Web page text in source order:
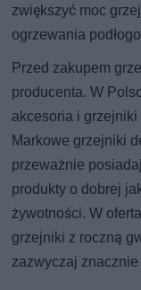
zwiększyć moc
ogrzewania
Przed zakupem
producenta. W
akcesoria i
Markowe grzejniki
przeważnie
produkty o dobrej
żywotności. W
grzejniki z roczną
zazwyczaj znacznie